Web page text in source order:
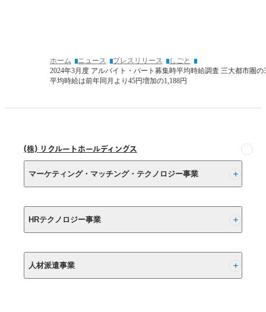
験
棚
卸
は
以
上
さ
ホーム ニュース プレスリリース
しごと
2024年3月度 アルバイト・パート募集時平均時給調査 三大都市圏の
平均時給は前年同月より45円増加の1,188円
(株) リクルートホールディングス
マーケティング・マッチング・テクノロジー事業
(株) リクルート
HRテクノロジー事業
(株) インディードリクルートパートナーズ
(株) インディードリクルートテクノロジーズ
人材派遣事業